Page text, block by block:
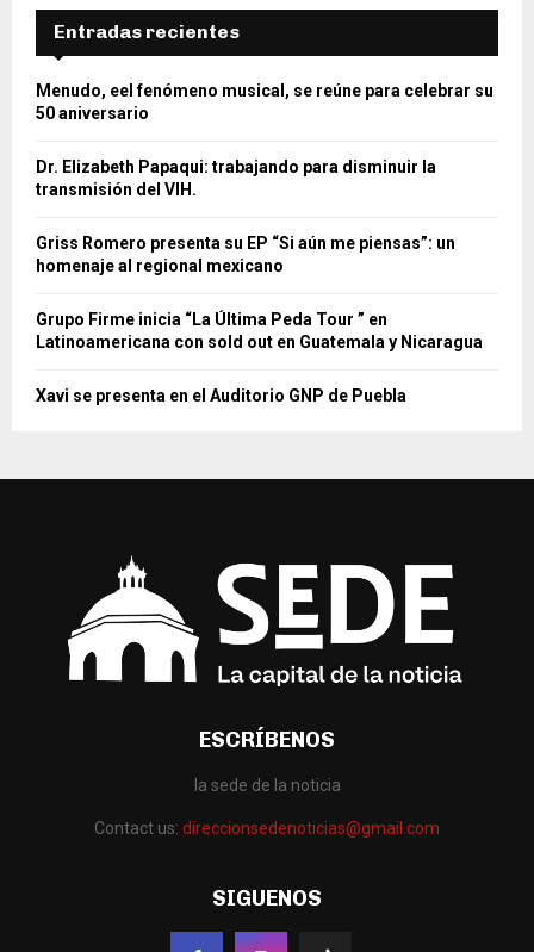
Entradas recientes
Menudo, eel fenómeno musical, se reúne para celebrar su
50 aniversario
Dr. Elizabeth Papaqui: trabajando para disminuir la
transmisión del VIH.
Griss Romero presenta su EP “Si aún me piensas”: un
homenaje al regional mexicano
Grupo Firme inicia “La Última Peda Tour ” en
Latinoamericana con sold out en Guatemala y Nicaragua
Xavi se presenta en el Auditorio GNP de Puebla
ESCRÍBENOS
la sede de la noticia
Contact us: direccionsedenoticias@gmail.com
SIGUENOS